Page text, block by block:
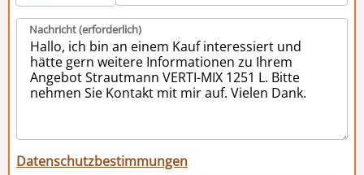
Nachricht (erforderlich)
Datenschutzbestimmungen